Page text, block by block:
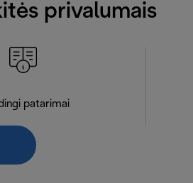
privalumais
patarimai